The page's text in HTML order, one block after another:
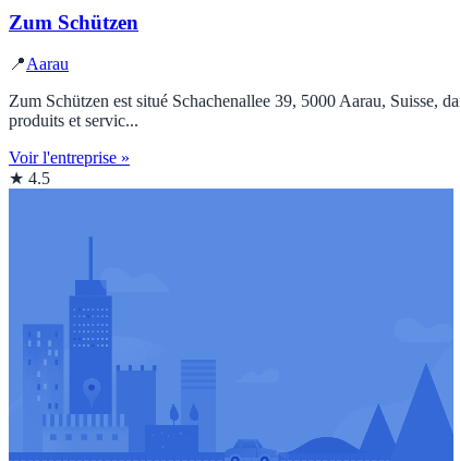
Zum Schützen
📍Aarau
Zum Schützen est situé Schachenallee 39, 5000 Aarau, Suisse,
produits et servic...
Voir l'entreprise »
★ 4.5